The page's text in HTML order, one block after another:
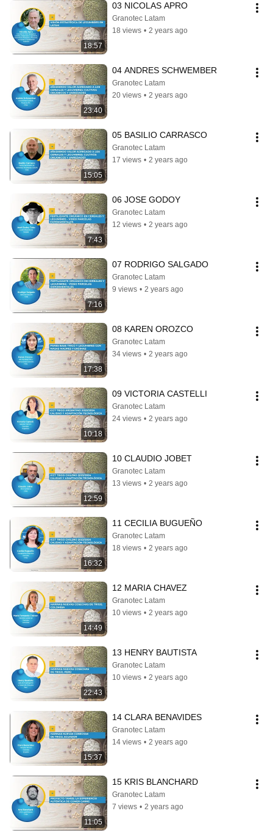
18:57
03 NICOLAS APRO
Granotec Latam
18 views • 2 years ago
23:40
04 ANDRES SCHWEMBER
Granotec Latam
20 views • 2 years ago
15:05
05 BASILIO CARRASCO
Granotec Latam
17 views • 2 years ago
7:43
06 JOSE GODOY
Granotec Latam
12 views • 2 years ago
7:16
07 RODRIGO SALGADO
Granotec Latam
9 views • 2 years ago
17:38
08 KAREN OROZCO
Granotec Latam
34 views • 2 years ago
10:18
09 VICTORIA CASTELLI
Granotec Latam
24 views • 2 years ago
12:59
10 CLAUDIO JOBET
Granotec Latam
13 views • 2 years ago
16:32
11 CECILIA BUGUEÑO
Granotec Latam
18 views • 2 years ago
14:49
12 MARIA CHAVEZ
Granotec Latam
10 views • 2 years ago
22:43
13 HENRY BAUTISTA
Granotec Latam
10 views • 2 years ago
15:37
14 CLARA BENAVIDES
Granotec Latam
14 views • 2 years ago
11:05
15 KRIS BLANCHARD
Granotec Latam
7 views • 2 years ago